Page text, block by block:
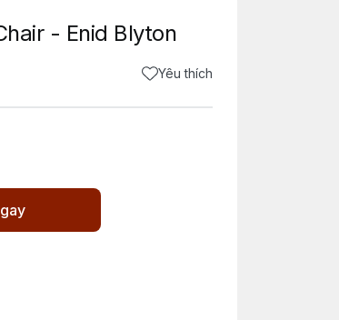
- Enid Blyton
Yêu thích